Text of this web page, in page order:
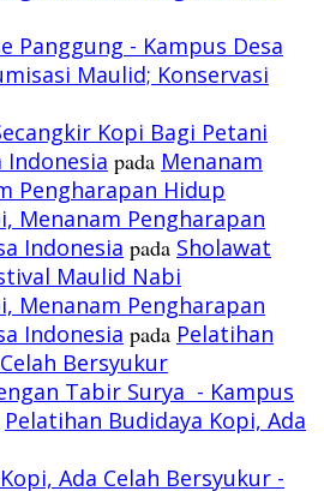
Panggung - Kampus Desa
Maulid; Konservasi
Kopi Bagi Petani
Indonesia pada Menanam
Pengharapan Hidup
Menanam Pengharapan
Indonesia pada Sholawat
Maulid Nabi
Menanam Pengharapan
Indonesia pada Pelatihan
Bersyukur
Tabir Surya - Kampus
Pelatihan Budidaya Kopi, Ada
Ada Celah Bersyukur -